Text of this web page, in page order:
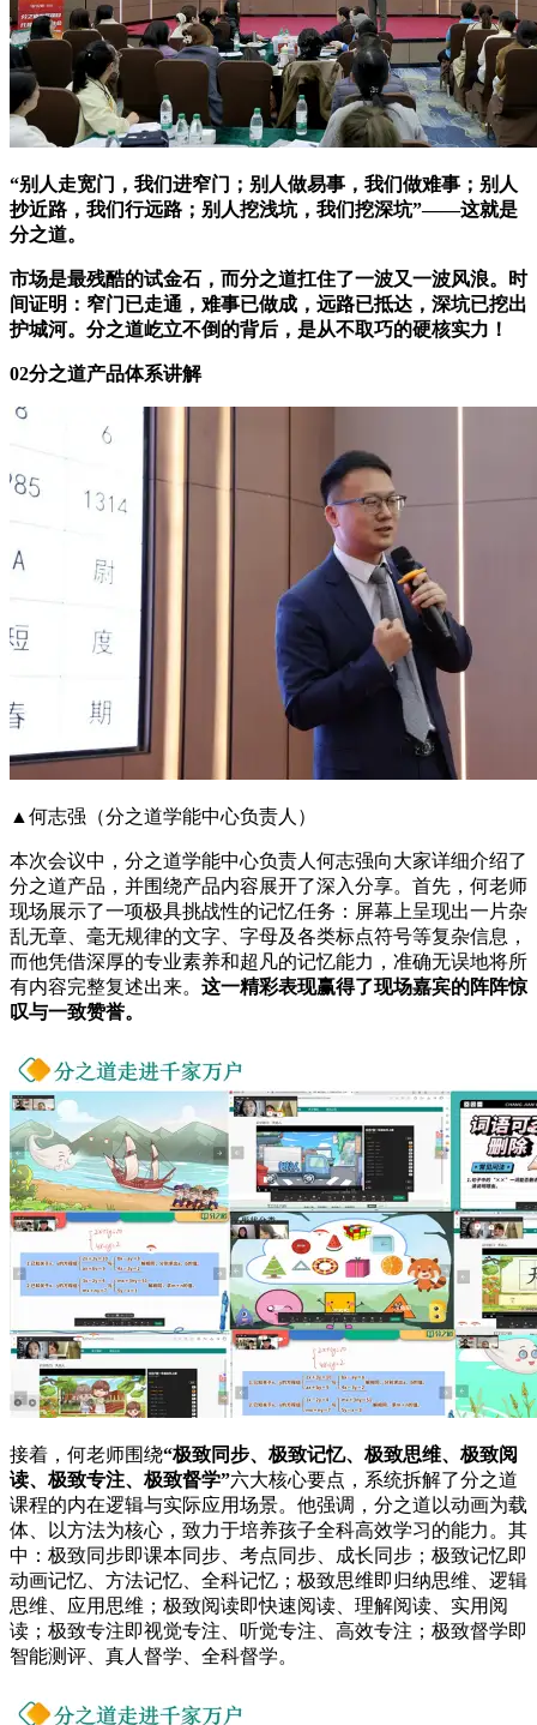
“别人走宽门，我们进窄门；别人做易事，我们做难事；别人
抄近路，我们行远路；别人挖浅坑，我们挖深坑”——这就是
分之道。
市场是最残酷的试金石，而分之道扛住了一波又一波风浪。时
间证明：窄门已走通，难事已做成，远路已抵达，深坑已挖出
护城河。分之道屹立不倒的背后，是从不取巧的硬核实力！
02分之道产品体系讲解
▲何志强（分之道学能中心负责人）
本次会议中，分之道学能中心负责人何志强向大家详细介绍了
分之道产品，并围绕产品内容展开了深入分享。首先，何老师
现场展示了一项极具挑战性的记忆任务：屏幕上呈现出一片杂
乱无章、毫无规律的文字、字母及各类标点符号等复杂信息，
而他凭借深厚的专业素养和超凡的记忆能力，准确无误地将所
有内容完整复述出来。 这一精彩表现赢得了现场嘉宾的阵阵惊
叹与一致赞誉。
接着，何老师围绕“极致同步、极致记忆、极致思维、极致阅
读、极致专注、极致督学”六大核心要点，系统拆解了分之道
课程的内在逻辑与实际应用场景。他强调，分之道以动画为载
体、以方法为核心，致力于培养孩子全科高效学习的能力。其
中：极致同步即课本同步、考点同步、成长同步；极致记忆即
动画记忆、方法记忆、全科记忆；极致思维即归纳思维、逻辑
思维、应用思维；极致阅读即快速阅读、理解阅读、实用阅
读；极致专注即视觉专注、听觉专注、高效专注；极致督学即
智能测评、真人督学、全科督学。